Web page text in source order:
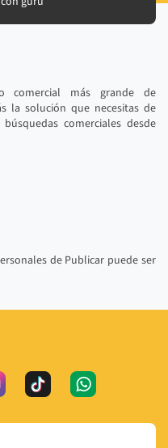
comercial más grande de
la solución que necesitas de
comerciales desde
de Publicar puede ser